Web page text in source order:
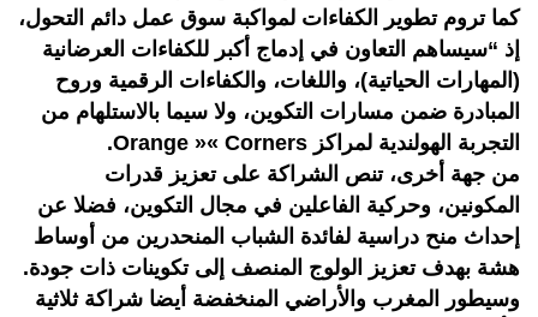
كما تروم تطوير الكفاءات لمواكبة سوق عمل دائم التحول،
إذ “سيساهم التعاون في إدماج أكبر للكفاءات العرضانية
(المهارات الحياتية)، واللغات، والكفاءات الرقمية وروح
المبادرة ضمن مسارات التكوين، ولا سيما بالاستلهام من
التجربة الهولندية لمراكز Orange »« Corners.
من جهة أخرى، تنص الشراكة على تعزيز قدرات
المكونين، وحركية الفاعلين في مجال التكوين، فضلا عن
إحداث منح دراسية لفائدة الشباب المنحدرين من أوساط
هشة بهدف تعزيز الولوج المنصف إلى تكوينات ذات جودة.
وسيطور المغرب والأراضي المنخفضة أيضا شراكة ثلاثية